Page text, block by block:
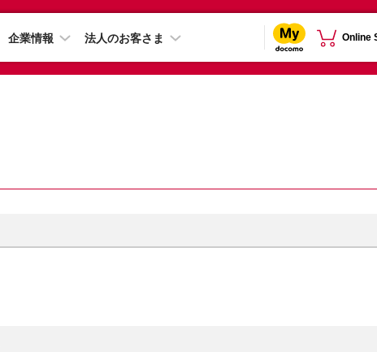
企業情報 法人のお客さま Online